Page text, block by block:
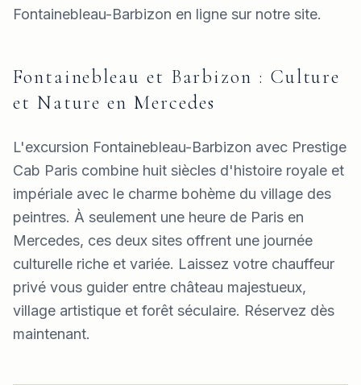
Fontainebleau-Barbizon en ligne sur notre site.
Fontainebleau et Barbizon : Culture
et Nature en Mercedes
L'excursion Fontainebleau-Barbizon avec Prestige
Cab Paris combine huit siècles d'histoire royale et
impériale avec le charme bohème du village des
peintres. À seulement une heure de Paris en
Mercedes, ces deux sites offrent une journée
culturelle riche et variée. Laissez votre chauffeur
privé vous guider entre château majestueux,
village artistique et forêt séculaire. Réservez dès
maintenant.